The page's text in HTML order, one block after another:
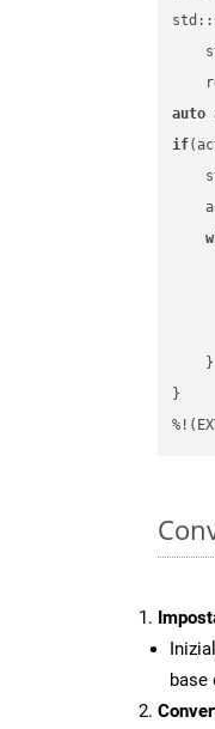
auto
if
    }
}
base